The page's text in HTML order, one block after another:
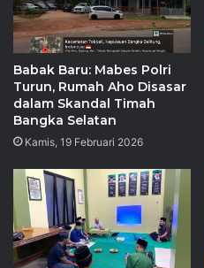
Babak Baru: Mabes Polri
Turun, Rumah Aho Disasar
dalam Skandal Timah
Bangka Selatan
Kamis, 19 Februari 2026